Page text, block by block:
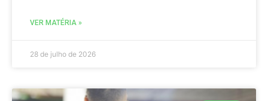
VER MATÉRIA »
28 de julho de 2026